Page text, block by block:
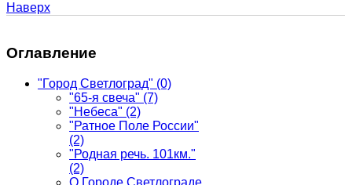
Наверх
Оглавление
"Город Светлоград" (0)
"65-я свеча" (7)
"Небеса" (2)
"Ратное Поле России"
(2)
"Родная речь. 101км."
(2)
О Городе Светлограде